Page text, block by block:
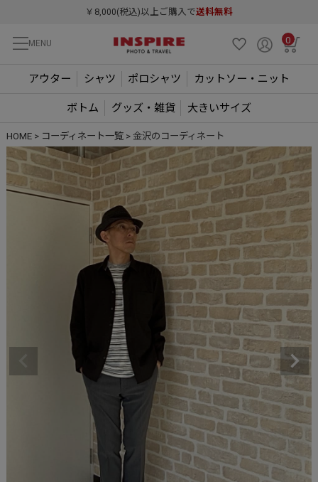
￥8,000(税込)以上ご購入で送料無料
MENU 0
アウター シャツ ポロシャツ カットソー・ニット
ボトム グッズ・雑貨 大きいサイズ
HOME コーディネート一覧 金沢のコーディネート